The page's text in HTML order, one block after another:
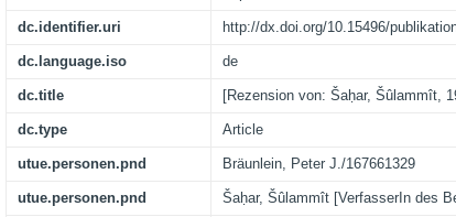
dc.identifier.uri http://dx.doi.org/10.15496/
dc.language.iso de
dc.title [Rezension von: Šaḥar, Šûlammît,
dc.type Article
utue.personen.pnd Bräunlein, Peter J./167661329
utue.personen.pnd Šaḥar, Šûlammît [VerfasserIn des